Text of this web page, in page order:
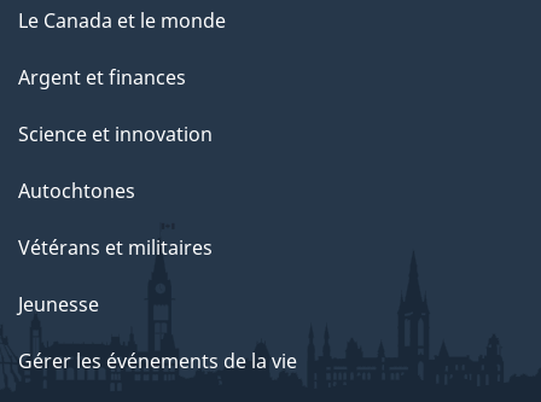
Le Canada et le monde
Argent et finances
Science et innovation
Autochtones
Vétérans et militaires
Jeunesse
Gérer les événements de la vie